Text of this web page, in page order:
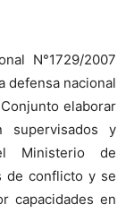
N°1729/2007
defensa nacional
elaborar
supervisados y
Ministerio de
de conflicto y se
capacidades en